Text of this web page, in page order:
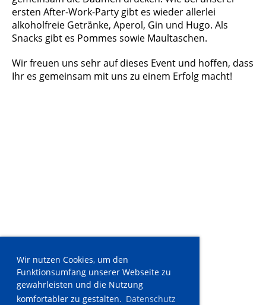
Wir nutzen Cookies, um den
Funktionsumfang unserer Webseite zu
gewährleisten und die Nutzung
komfortabler zu gestalten. Datenschutz
ersten After-Work-Party gibt es wieder allerlei
alkoholfreie Getränke, Aperol, Gin und Hugo. Als
Snacks gibt es Pommes sowie Maultaschen.
Wir freuen uns sehr auf dieses Event und hoffen, dass
Ihr es gemeinsam mit uns zu einem Erfolg macht!